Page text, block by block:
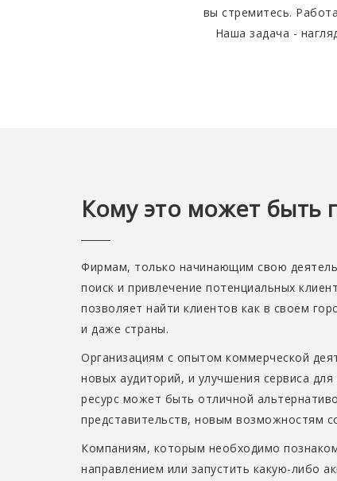
вы стремитесь.
Наша задача -
Кому это может быть
Фирмам, только начинающим свою
поиск и привлечение потенциальных
позволяет найти клиентов как в своем
и даже страны.
Организациям с опытом коммерческой
новых аудиторий, и улучшения сервиса
ресурс может быть отличной
представительств, новым возможностям
Компаниям, которым необходимо
направлением или запустить какую-либо